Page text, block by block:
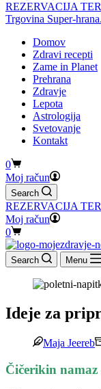
REZERVACIJA
Trgovina Super-
Domov
Zdravi recepti
Zame in Planet
Prehrana
Zdravje
Lepota
Astrologija
Svetovanje
Kontakt
Shopping
cart
0
Moj račun
Search
REZERVACIJA
Moj račun
Shopping
cart
0
Search Menu
Ideje za
Maja Jeereb
Čičerikin namaz